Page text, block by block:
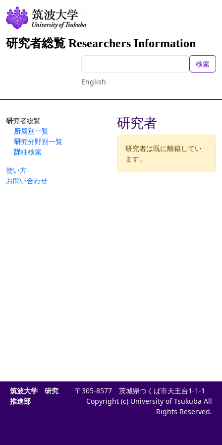
研究者総覧 Researchers Information
検索
English
研究者総覧
所属別一覧
研究分野別一覧
詳細検索
使い方
お問い合わせ
研究者
研究者は既に離籍してい
ます。
筑波大学 研究
推進部
〒305-8577 茨城県つくば市天王台1-1-1
Copyright (c) University of Tsukuba All
Rights Reserved.